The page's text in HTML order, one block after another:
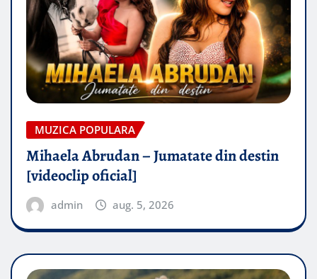
MUZICA POPULARA
Mihaela Abrudan – Jumatate din destin
[videoclip oficial]
admin aug. 5, 2026